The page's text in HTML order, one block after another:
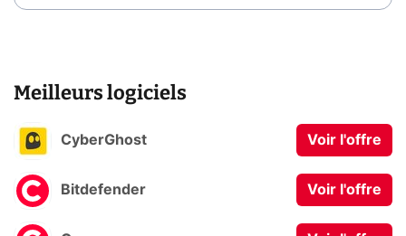
Meilleurs logiciels
CyberGhost Voir l'offre
Bitdefender Voir l'offre